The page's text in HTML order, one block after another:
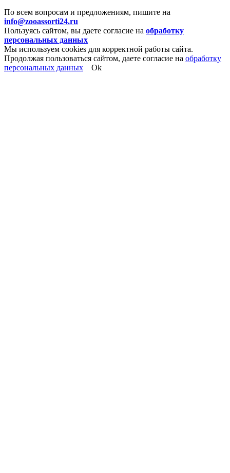
По всем вопросам и предложениям, пишите на
info@zooassorti24.ru
Пользуясь сайтом, вы даете согласие на обработку
персональных данных
Мы используем cookies для корректной работы сайта.
Продолжая пользоваться сайтом, даете согласие на обработку
персональных данных
Ok